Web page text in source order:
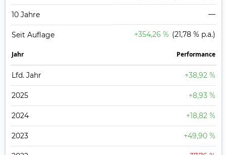
10 Jahre —
Seit Auflage +354,26 % (21,78 % p.a.)
Jahr Perfor­mance
Lfd. Jahr +38,92 %
2025 +8,93 %
2024 +18,82 %
2023 +49,90 %